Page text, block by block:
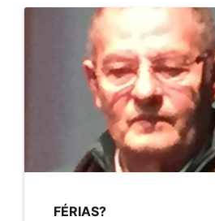
FÉRIAS?